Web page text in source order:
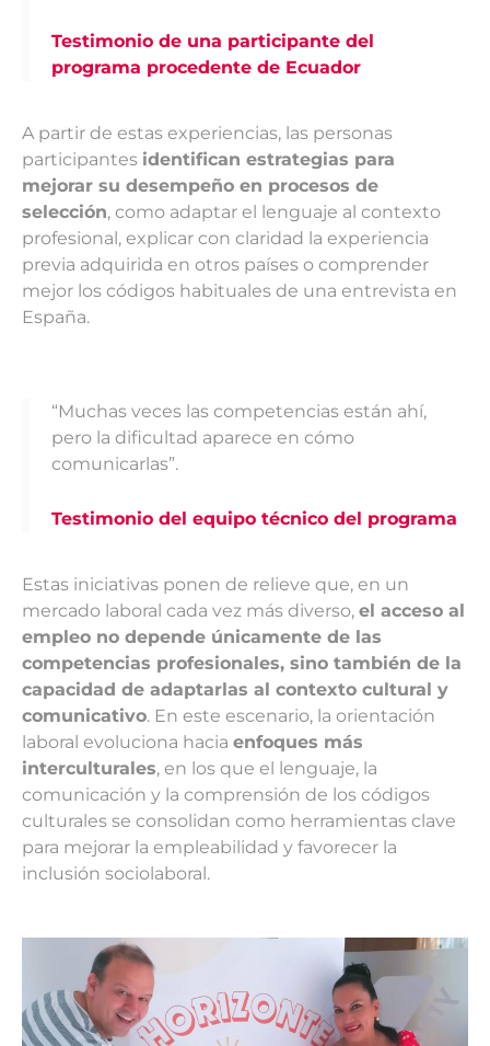
Testimonio de una participante del
programa procedente de Ecuador
A partir de estas experiencias, las personas
participantes identifican estrategias para
mejorar su desempeño en procesos de
selección, como adaptar el lenguaje al contexto
profesional, explicar con claridad la experiencia
previa adquirida en otros países o comprender
mejor los códigos habituales de una entrevista en
España.
“Muchas veces las competencias están ahí,
pero la dificultad aparece en cómo
comunicarlas”.
Testimonio del equipo técnico del programa
Estas iniciativas ponen de relieve que, en un
mercado laboral cada vez más diverso, el acceso al
empleo no depende únicamente de las
competencias profesionales, sino también de la
capacidad de adaptarlas al contexto cultural y
comunicativo. En este escenario, la orientación
laboral evoluciona hacia enfoques más
interculturales, en los que el lenguaje, la
comunicación y la comprensión de los códigos
culturales se consolidan como herramientas clave
para mejorar la empleabilidad y favorecer la
inclusión sociolaboral.